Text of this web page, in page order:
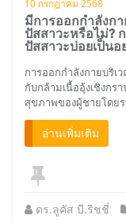
10 กรกฎาคม 2568
มีการออกกำลังก
ปัสสาวะหรือไม่?
ปัสสาวะบ่อยเป็นอ
การออกกำลังกายบริเ
กับกล้ามเนื้ออุ้งเชิงกร
สุขภาพของผู้ชายโดย
อ่านเพิ่มเติม
ดร.ลูคัส บี.ริชชี่